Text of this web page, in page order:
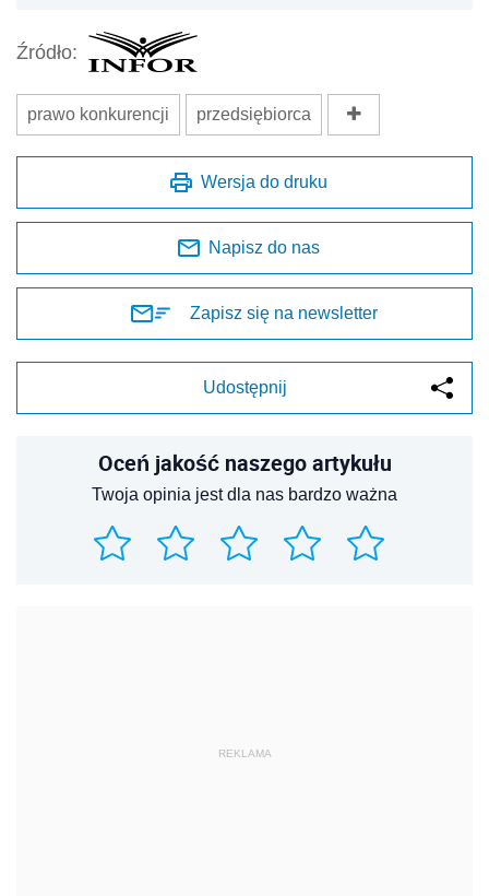
Źródło:
prawo konkurencji przedsiębiorca
Wersja do druku
Napisz do nas
Zapisz się na newsletter
Udostępnij
Oceń jakość naszego artykułu
Twoja opinia jest dla nas bardzo ważna
REKLAMA